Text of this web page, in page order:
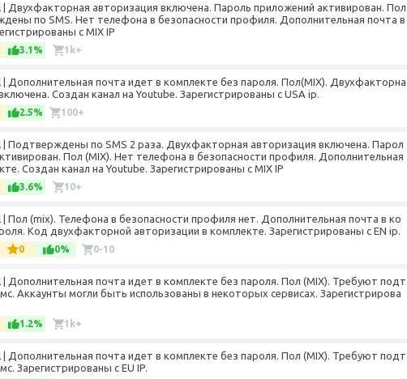
| Двухфакторная авторизация включена. Пароль приложений активирован. Пол
по SMS. Нет телефона в безопасности профиля. Дополнительная почта в
с MIX IP
3.1% 1k+
| Дополнительная почта идет в комплекте без пароля. Пол(MIX). Двухфакторна
Создан канал на Youtube. Зарегистрированы с USA ip.
2.5% 100+
| Подтверждены по SMS 2 раза. Двухфакторная авторизация включена. Парол
Пол (MIX). Нет телефона в безопасности профиля. Дополнительная
Создан канал на Youtube. Зарегистрированы с MIX IP
3.6% 10+
| Пол (mix). Телефона в безопасности профиля нет. Дополнительная почта в ко
Код двухфакторной авторизации в комплекте. Зарегистрированы с EN ip.
0 0% 0-10
| Дополнительная почта идет в комплекте без пароля. Пол (MIX). Требуют подт
Аккаунты могли быть использованы в некоторых сервисах. Зарегистрирова
1.2% 1k+
| Дополнительная почта идет в комплекте без пароля. Пол (MIX). Требуют подт
Зарегистрированы с EU IP.